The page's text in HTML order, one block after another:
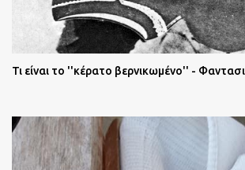
Τι είναι το ''κέρατο βερνικωμένο'' -